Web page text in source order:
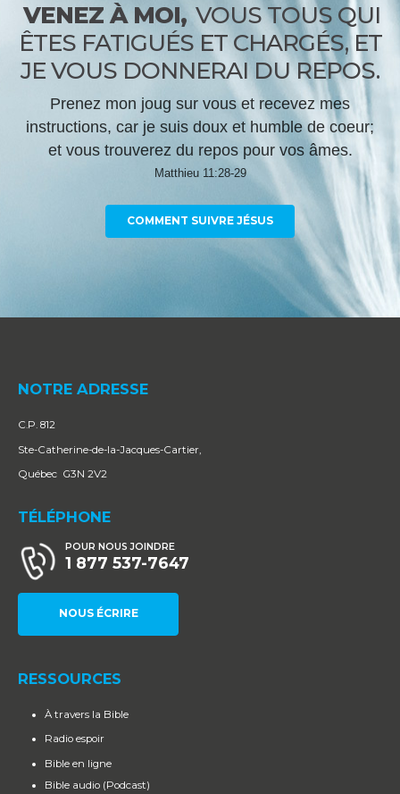
VENEZ À MOI, VOUS TOUS QUI
ÊTES FATIGUÉS ET CHARGÉS, ET
JE VOUS DONNERAI DU REPOS.
Prenez mon joug sur vous et recevez mes
instructions, car je suis doux et humble de coeur;
et vous trouverez du repos pour vos âmes.
Matthieu 11:28-29
COMMENT SUIVRE JÉSUS
NOTRE ADRESSE
C.P. 812
Ste-Catherine-de-la-Jacques-Cartier,
Québec G3N 2V2
TÉLÉPHONE
POUR NOUS JOINDRE
1 877 537-7647
NOUS ÉCRIRE
RESSOURCES
À travers la Bible
Radio espoir
Bible en ligne
Bible audio (Podcast)